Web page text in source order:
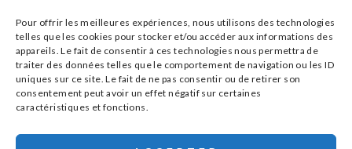
Pour offrir les meilleures expériences, nous utilisons des technologies
telles que les cookies pour stocker et/ou accéder aux informations des
appareils. Le fait de consentir à ces technologies nous permettra de
traiter des données telles que le comportement de navigation ou les ID
uniques sur ce site. Le fait de ne pas consentir ou de retirer son
consentement peut avoir un effet négatif sur certaines
caractéristiques et fonctions.
s'inscrire à la newsletter